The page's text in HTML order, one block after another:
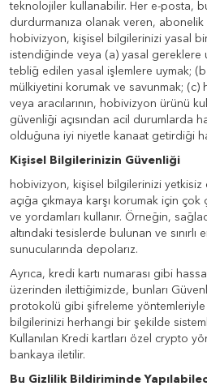
teknolojiler kullanabilir. Her e-posta,
durdurmanıza olanak veren, abonelik
hobivizyon, kişisel bilgilerinizi yasal
istendiğinde veya (a) yasal gereklere
tebliğ edilen yasal işlemlere uymak;
mülkiyetini korumak ve savunmak; (c)
veya aracılarının, hobivizyon ürünü
güvenliği açısından acil durumlarda
olduğuna iyi niyetle kanaat getirdiği
Kişisel Bilgilerinizin Güvenliği
hobivizyon, kişisel bilgilerinizi yetkisiz
açığa çıkmaya karşı korumak için
ve yordamları kullanır. Örneğin,
altındaki tesislerde bulunan ve sınırlı
sunucularında depolarız.
Ayrıca, kredi kartı numarası gibi
üzerinden ilettiğimizde, bunları
protokolü gibi şifreleme yöntemleriyle
bilgilerinizi herhangi bir şekilde
Kullanılan Kredi kartları özel crypto
bankaya iletilir.
Bu Gizlilik Bildiriminde